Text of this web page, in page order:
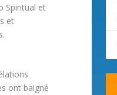
Spiritual et
et
ont baigné